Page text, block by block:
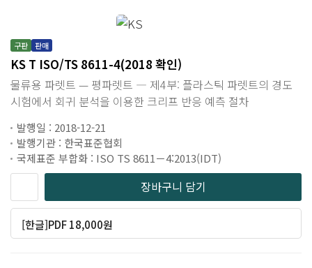
구판 판매
KS T ISO/TS 8611-4(2018 확인)
물류용 파렛트 — 평파렛트 ― 제4부: 플라스틱 파렛트의 경도
시험에서 회귀 분석을 이용한 크리프 반응 예측 절차
발행일 : 2018-12-21
발행기관 : 한국표준협회
국제표준 부합화 : ISO TS 8611－4:2013(IDT)
장바구니 담기
[한글]PDF 18,000원